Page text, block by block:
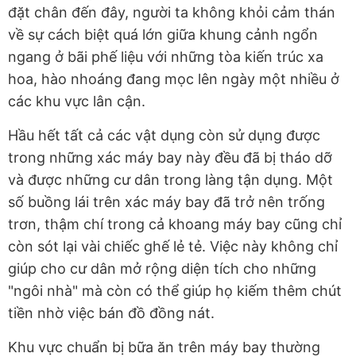
đặt chân đến đây, người ta không khỏi cảm thán
về sự cách biệt quá lớn giữa khung cảnh ngổn
ngang ở bãi phế liệu với những tòa kiến trúc xa
hoa, hào nhoáng đang mọc lên ngày một nhiều ở
các khu vực lân cận.
Hầu hết tất cả các vật dụng còn sử dụng được
trong những xác máy bay này đều đã bị tháo dỡ
và được những cư dân trong làng tận dụng. Một
số buồng lái trên xác máy bay đã trở nên trống
trơn, thậm chí trong cả khoang máy bay cũng chỉ
còn sót lại vài chiếc ghế lẻ tẻ. Việc này không chỉ
giúp cho cư dân mở rộng diện tích cho những
"ngôi nhà" mà còn có thể giúp họ kiếm thêm chút
tiền nhờ việc bán đồ đồng nát.
Khu vực chuẩn bị bữa ăn trên máy bay thường